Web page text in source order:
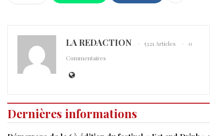
LA REDACTION 5321 Articles
0
Commentaires
Dernières informations